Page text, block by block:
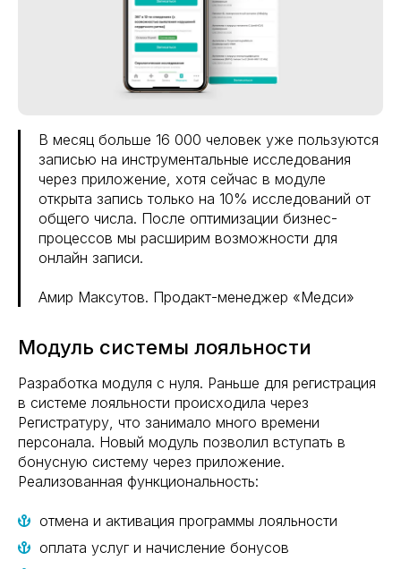
В месяц больше 16 000 человек уже пользуются
записью на инструментальные исследования
через приложение, хотя сейчас в модуле
открыта запись только на 10% исследований от
общего числа. После оптимизации бизнес-
процессов мы расширим возможности для
онлайн записи.
Амир Максутов. Продакт-менеджер «Медси»
Модуль системы лояльности
Разработка модуля с нуля. Раньше для регистрация
в системе лояльности происходила через
Регистратуру, что занимало много времени
персонала. Новый модуль позволил вступать в
бонусную систему через приложение.
Реализованная функциональность:
отмена и активация программы лояльности
оплата услуг и начисление бонусов